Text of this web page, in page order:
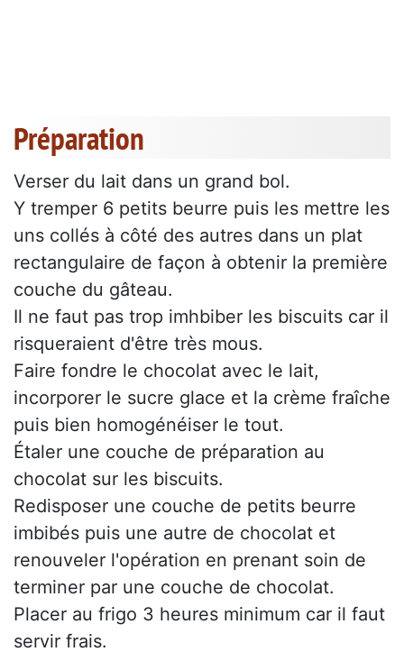
Préparation
Verser du lait dans un grand bol.
Y tremper 6 petits beurre puis les mettre les
uns collés à côté des autres dans un plat
rectangulaire de façon à obtenir la première
couche du gâteau.
Il ne faut pas trop imhbiber les biscuits car il
risqueraient d'être très mous.
Faire fondre le chocolat avec le lait,
incorporer le sucre glace et la crème fraîche
puis bien homogénéiser le tout.
Étaler une couche de préparation au
chocolat sur les biscuits.
Redisposer une couche de petits beurre
imbibés puis une autre de chocolat et
renouveler l'opération en prenant soin de
terminer par une couche de chocolat.
Placer au frigo 3 heures minimum car il faut
servir frais.